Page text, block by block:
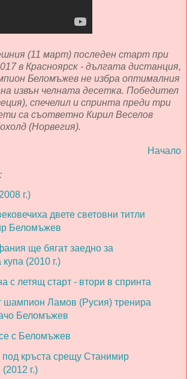
(11 март) последен старт при
в Красноярск - дългата дистанция,
Беломъжев не избра оптималния
извън челната десетка. Победител
спечелил и спринта преди три
са съответно Кирил Веселов
(Норвегия).
Начало
г.)
двете световни титли
Беломъжев
ще бягат заедно за
(2010 г.)
с летящ старт - втори в спринта
шампион Ламов (Русия) тренира
Беломъжев
с Беломъжев
под кръста срещу Станимир
г.)